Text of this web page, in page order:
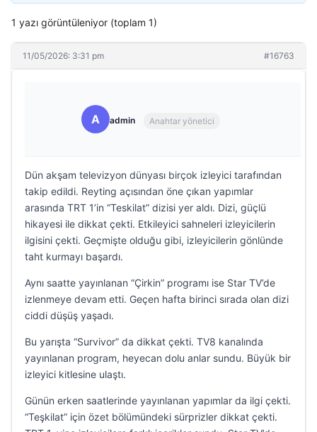
1 yazı görüntüleniyor (toplam 1)
11/05/2026: 3:31 pm #16763
A admin Anahtar yönetici
Dün akşam televizyon dünyası birçok izleyici tarafından
takip edildi. Reyting açısından öne çıkan yapımlar
arasında TRT 1’in “Teskilat” dizisi yer aldı. Dizi, güçlü
hikayesi ile dikkat çekti. Etkileyici sahneleri izleyicilerin
ilgisini çekti. Geçmişte olduğu gibi, izleyicilerin gönlünde
taht kurmayı başardı.
Aynı saatte yayınlanan “Çirkin” programı ise Star TV’de
izlenmeye devam etti. Geçen hafta birinci sırada olan dizi
ciddi düşüş yaşadı.
Bu yarışta “Survivor” da dikkat çekti. TV8 kanalında
yayınlanan program, heyecan dolu anlar sundu. Büyük bir
izleyici kitlesine ulaştı.
Günün erken saatlerinde yayınlanan yapımlar da ilgi çekti.
“Teşkilat” için özet bölümündeki sürprizler dikkat çekti.